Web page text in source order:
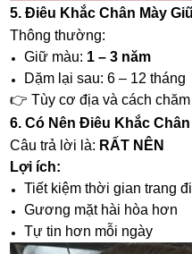
5. Điêu Khắc Chân Mày
Thông thường:
Giữ màu: 1 – 3 năm
Dặm lại sau: 6 – 12 tháng
👉 Tùy cơ địa và cách
6. Có Nên Điêu Khắc
Câu trả lời là: RẤT NÊN
Lợi ích:
Tiết kiệm thời gian trang
Gương mặt hài hòa hơn
Tự tin hơn mỗi ngày